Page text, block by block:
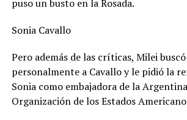
puso un busto en la Rosada.
Sonia Cavallo
Pero además de las críticas, Milei
personalmente a Cavallo y le pidió la
Sonia como embajadora de la
Organización de los Estados